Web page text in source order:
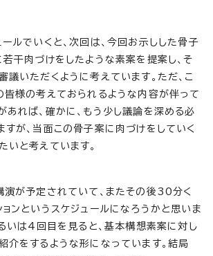
ルでいくと、次回は、今回お示しした骨子
若干肉づけをしたような素案を提案し、そ
議いただくように考えています。ただ、こ
皆様の考えておられるような内容が伴って
あれば、確かに、もう少し議論を深める必
すが、当面この骨子案に肉づけをしていく
いと考えています。
が予定されていて、またその後30分く
ョンというスケジュールになろうかと思いま
いは4回目を見ると、基本構想素案に対し
介をするような形になっています。結局